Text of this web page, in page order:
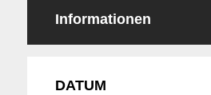
Informationen
DATUM